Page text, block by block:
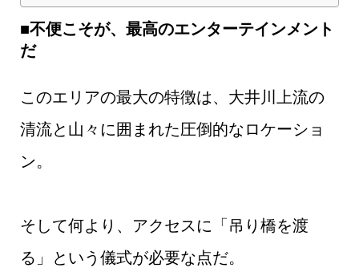
■不便こそが、最高のエンターテインメント
だ
このエリアの最大の特徴は、大井川上流の
清流と山々に囲まれた圧倒的なロケーショ
ン。
そして何より、アクセスに「吊り橋を渡
る」という儀式が必要な点だ。